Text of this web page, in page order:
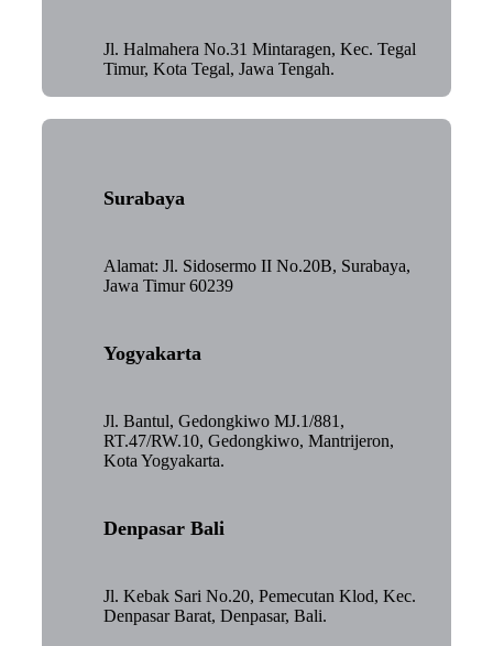
Jl. Halmahera No.31 Mintaragen, Kec. Tegal
Timur, Kota Tegal, Jawa Tengah.
Surabaya
Alamat: Jl. Sidosermo II No.20B, Surabaya,
Jawa Timur 60239
Yogyakarta
Jl. Bantul, Gedongkiwo MJ.1/881,
RT.47/RW.10, Gedongkiwo, Mantrijeron,
Kota Yogyakarta.
Denpasar Bali
Jl. Kebak Sari No.20, Pemecutan Klod, Kec.
Denpasar Barat, Denpasar, Bali.